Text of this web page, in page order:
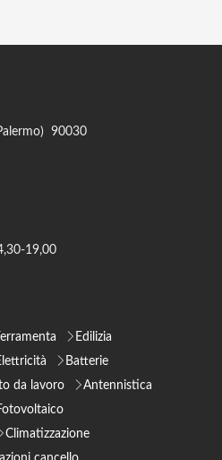
90030
19,00
Edilizia
Batterie
da lavoro
Antennistica
Climatizzazione